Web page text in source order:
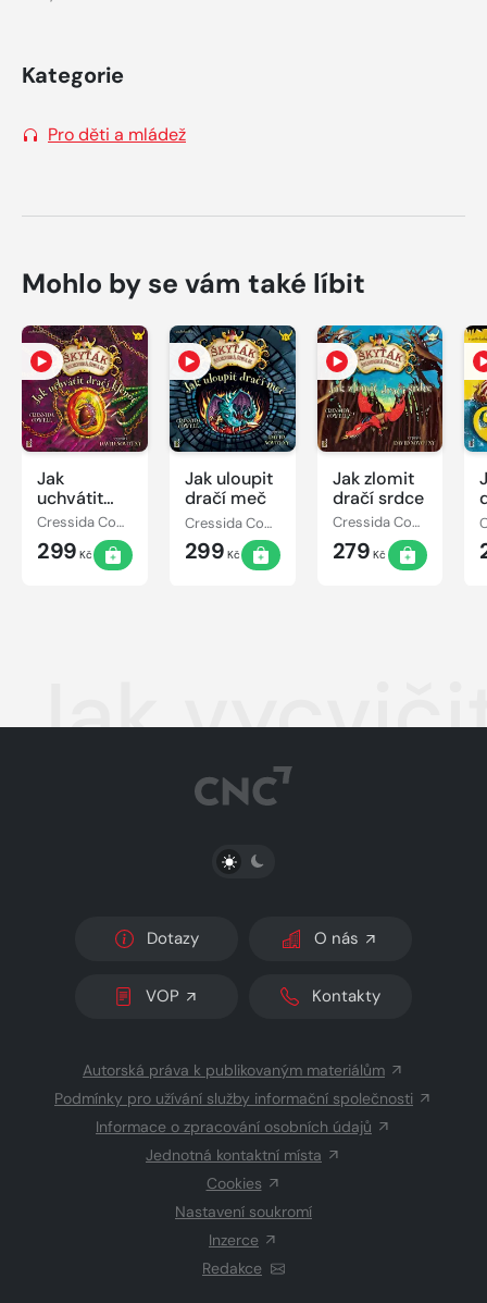
Kategorie
Pro děti a mládež
Mohlo by se vám také líbit
Jak
uchvátit
dračí
klenot
Cressida Cowell
299 Kč
Jak uloupit
dračí meč
Cressida Cowell
299 Kč
Jak zlomit
dračí srdce
Cressida Cowell
279 Kč
Jak
PŘEPNOUT SVĚTLÝ/TMAVÝ REŽIM
Dotazy O nás
VOP Kontakty
Autorská práva k publikovaným materiálům
Podmínky pro užívání služby informační společnosti
Informace o zpracování osobních údajů
Jednotná kontaktní místa
Cookies
Nastavení soukromí
Inzerce
Redakce